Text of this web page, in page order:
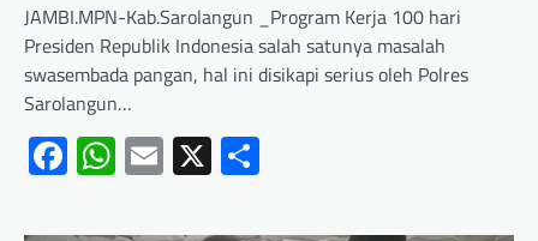
JAMBI.MPN-Kab.Sarolangun _Program Kerja 100 hari
Presiden Republik Indonesia salah satunya masalah
swasembada pangan, hal ini disikapi serius oleh Polres
Sarolangun…
Facebook
WhatsApp
Email
X